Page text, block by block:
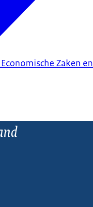
Zaken en